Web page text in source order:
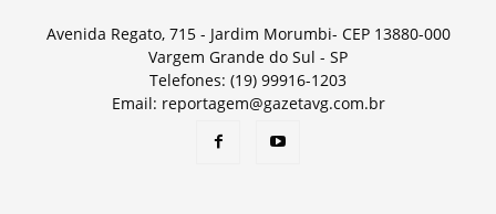
Avenida Regato, 715 - Jardim Morumbi- CEP 13880-000
Vargem Grande do Sul - SP
Telefones: (19) 99916-1203
Email: reportagem@gazetavg.com.br